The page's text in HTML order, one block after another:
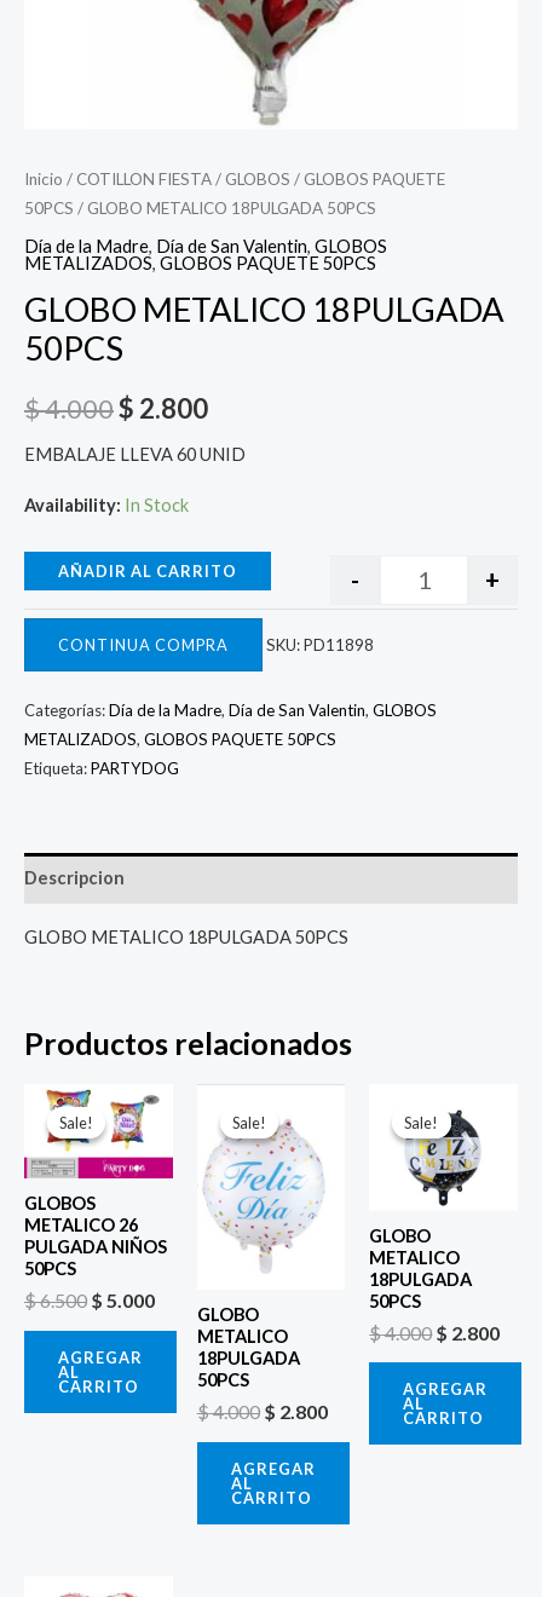
Inicio / COTILLON FIESTA/ GLOBOS / GLOBOS PAQUETE
50PCS / GLOBO METALICO 18PULGADA 50PCS
Día de la Madre, Día de San Valentin, GLOBOS
METALIZADOS, GLOBOS PAQUETE 50PCS
GLOBO METALICO 18PULGADA
50PCS
$4.000$ 2.800
EMBALAJE LLEVA 60 UNID
Availability: In Stock
- +
AÑADIR AL CARRITO
CONTINUA COMPRA SKU:PD11898
Categorías:Día de la Madre, Día de San Valentin, GLOBOS
METALIZADOS, GLOBOS PAQUETE 50PCS
Etiqueta:PARTYDOG
Descripcion
GLOBO METALICO 18PULGADA 50PCS
Productos relacionados
Sale!
Sale!
GLOBOS
METALICO 26
PULGADA NIÑOS
50PCS
$6.500
El
precio
original
era:
$ 6.500.
$ 5.000
El
$ 5.000.
AGREGAR
AL
CARRITO
Sale!
Sale!
GLOBO
METALICO
18PULGADA
50PCS
$4.000
precio
original
era:
$ 4.000.
$ 2.800
AGREGAR
AL
CARRITO
Sale!
Sale!
GLOBO
METALICO
18PULGADA
50PCS
$4.000
precio
original
era:
$ 4.000.
$ 2.800
AGREGAR
AL
CARRITO